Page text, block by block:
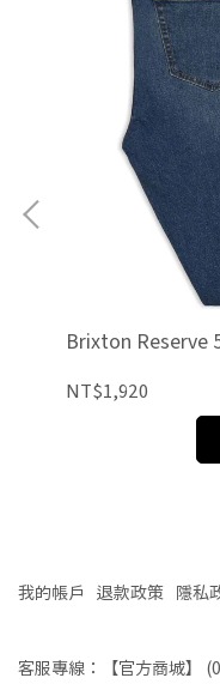
Brixton Reserve
NT$1,920
我的帳戶 退款政策 隱私
客服專線：【官方商城】